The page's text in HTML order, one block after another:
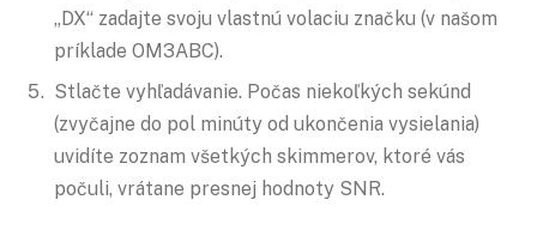
„DX“ zadajte svoju vlastnú volaciu značku (v našom
príklade OM3ABC).
Stlačte vyhľadávanie. Počas niekoľkých sekúnd
(zvyčajne do pol minúty od ukončenia vysielania)
uvidíte zoznam všetkých skimmerov, ktoré vás
počuli, vrátane presnej hodnoty SNR.